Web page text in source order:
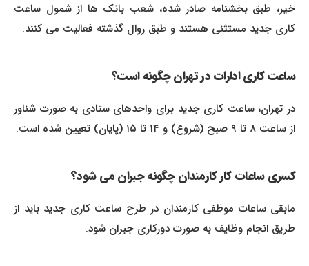
خیر، طبق بخشنامه صادر شده، شعب بانک ها از شمول ساعت
کاری جدید مستثنی هستند و طبق روال گذشته فعالیت می کنند.
ساعت کاری ادارات در تهران چگونه است؟
در تهران، ساعت کاری جدید برای واحدهای ستادی به صورت شناور
از ساعت ۸ تا ۹ صبح (شروع) و ۱۴ تا ۱۵ (پایان) تعیین شده است.
کسری ساعات کار کارمندان چگونه جبران می شود؟
مابقی ساعات موظفی کارمندان در طرح ساعت کاری جدید باید از
طریق انجام وظایف به صورت دورکاری جبران شود.